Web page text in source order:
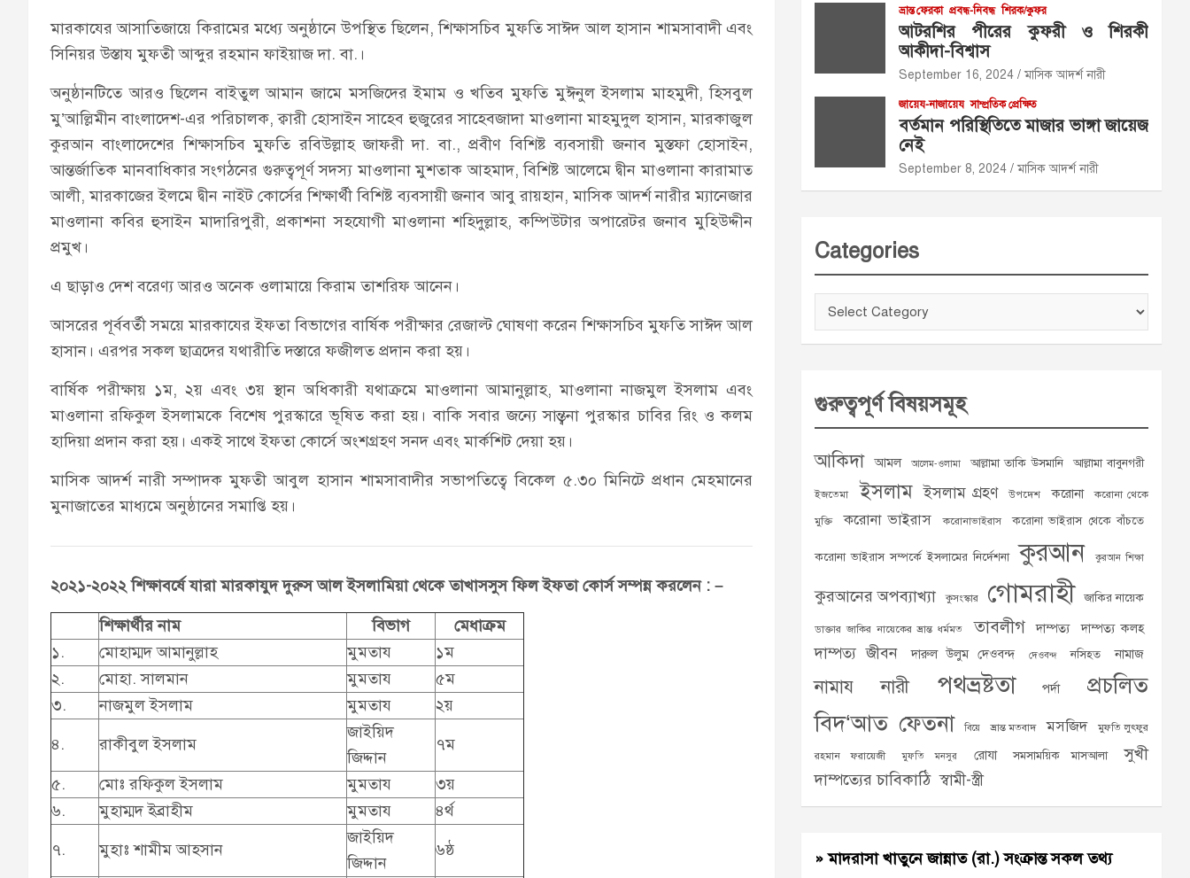
মারকাযের আসাতিজায়ে কিরামের মধ্যে অনুষ্ঠানে উপস্থিত ছিলেন, শিক্ষাসচিব মুফতি সাঈদ আল হাসান শামসাবাদী এবং
সিনিয়র উস্তায মুফতী আব্দুর রহমান ফাইয়াজ দা. বা.।
অনুষ্ঠানটিতে আরও ছিলেন বাইতুল আমান জামে মসজিদের ইমাম ও খতিব মুফতি মুঈনুল ইসলাম মাহমুদী, হিসবুল
মু’আল্লিমীন বাংলাদেশ-এর পরিচালক, ক্বারী হোসাইন সাহেব হুজুরের সাহেবজাদা মাওলানা মাহমুদুল হাসান, মারকাজুল
কুরআন বাংলাদেশের শিক্ষাসচিব মুফতি রবিউল্লাহ জাফরী দা. বা., প্রবীণ বিশিষ্ট ব্যবসায়ী জনাব মুস্তফা হোসাইন,
আন্তর্জাতিক মানবাধিকার সংগঠনের গুরুত্বপূর্ণ সদস্য মাওলানা মুশতাক আহমাদ, বিশিষ্ট আলেমে দ্বীন মাওলানা কারামাত
আলী, মারকাজের ইলমে দ্বীন নাইট কোর্সের শিক্ষার্থী বিশিষ্ট ব্যবসায়ী জনাব আবু রায়হান, মাসিক আদর্শ নারীর ম্যানেজার
মাওলানা কবির হুসাইন মাদারিপুরী, প্রকাশনা সহযোগী মাওলানা শহিদুল্লাহ, কম্পিউটার অপারেটর জনাব মুহিউদ্দীন
প্রমুখ।
এ ছাড়াও দেশ বরেণ্য আরও অনেক ওলামায়ে কিরাম তাশরিফ আনেন।
আসরের পূর্ববর্তী সময়ে মারকাযের ইফতা বিভাগের বার্ষিক পরীক্ষার রেজাল্ট ঘোষণা করেন শিক্ষাসচিব মুফতি সাঈদ আল
হাসান। এরপর সকল ছাত্রদের যথারীতি দস্তারে ফজীলত প্রদান করা হয়।
বার্ষিক পরীক্ষায় ১ম, ২য় এবং ৩য় স্থান অধিকারী যথাক্রমে মাওলানা আমানুল্লাহ, মাওলানা নাজমুল ইসলাম এবং
মাওলানা রফিকুল ইসলামকে বিশেষ পুরস্কারে ভূষিত করা হয়। বাকি সবার জন্যে সান্ত্বনা পুরস্কার চাবির রিং ও কলম
হাদিয়া প্রদান করা হয়। একই সাথে ইফতা কোর্সে অংশগ্রহণ সনদ এবং মার্কশিট দেয়া হয়।
মাসিক আদর্শ নারী সম্পাদক মুফতী আবুল হাসান শামসাবাদীর সভাপতিত্বে বিকেল ৫.৩০ মিনিটে প্রধান মেহমানের
মুনাজাতের মাধ্যমে অনুষ্ঠানের সমাপ্তি হয়।
২০২১-২০২২ শিক্ষাবর্ষে যারা মারকাযুদ দুরুস আল ইসলামিয়া থেকে তাখাসসুস ফিল ইফতা কোর্স সম্পন্ন করলেন : –
শিক্ষার্থীর নাম বিভাগ
মেধাক্রম
১.
মোহাম্মদ আমানুল্লাহ মুমতায
১ম
২.
মোহা. সালমান মুমতায
৫ম
৩.
নাজমুল ইসলাম মুমতায
২য়
৪.
রাকীবুল ইসলাম
জাইয়িদ
জিদ্দান
৭ম
৫. মোঃ রফিকুল ইসলাম মুমতায
৩য়
৬.
মুহাম্মদ ইব্রাহীম মুমতায
৪র্থ
৭.
মুহাঃ শামীম আহসান
জাইয়িদ
জিদ্দান
৬ষ্ঠ
ভ্রান্ত ফেরকা প্রবন্ধ-নিবন্ধ শিরক/কুফর
আটরশির পীরের কুফরী ও শিরকী
আকীদা-বিশ্বাস
September 16, 2024 মাসিক আদর্শ নারী
জায়েয-নাজায়েয সাম্প্রতিক প্রেক্ষিত
বর্তমান পরিস্থিতিতে মাজার ভাঙ্গা জায়েজ
নেই
September 8, 2024 মাসিক আদর্শ নারী
Categories
Categories
গুরুত্বপূর্ণ বিষয়সমূহ
আকিদা আমল আলেম-ওলামা আল্লামা তাকি উসমানি আল্লামা বাবুনগরী
ইজতেমা ইসলাম ইসলাম গ্রহণ উপদেশ করোনা করোনা থেকে
মুক্তি করোনা ভাইরাস করোনাভাইরাস করোনা ভাইরাস থেকে বাঁচতে
করোনা ভাইরাস সম্পর্কে ইসলামের নির্দেশনা কুরআন কুরআন শিক্ষা
কুরআনের অপব্যাখ্যা কুসংস্কার গোমরাহী জাকির নায়েক
ডাক্তার জাকির নায়েকের ভ্রান্ত ধর্মমত তাবলীগ দাম্পত্য দাম্পত্য কলহ
দাম্পত্য জীবন দারুল উলুম দেওবন্দ দেওবন্দ নসিহত নামাজ
নামায নারী পথভ্রষ্টতা পর্দা
প্রচলিত
বিদ‘আত ফেতনা বিয়ে ভ্রান্ত মতবাদ মসজিদ মুফতি লুৎফুর
রহমান ফরায়েজী মুফতি মনসুর রোযা সমসাময়িক মাসআলা
সুখী
দাম্পত্যের চাবিকাঠি স্বামী-স্ত্রী
» মাদরাসা খাতুনে জান্নাত (রা.) সংক্রান্ত সকল তথ্য